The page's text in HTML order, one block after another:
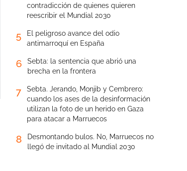
contradicción de quienes quieren
reescribir el Mundial 2030
5
El peligroso avance del odio
antimarroquí en España
6
Sebta: la sentencia que abrió una
brecha en la frontera
7
Sebta. Jerando, Monjib y Cembrero:
cuando los ases de la desinformación
utilizan la foto de un herido en Gaza
para atacar a Marruecos
8
Desmontando bulos. No, Marruecos no
llegó de invitado al Mundial 2030